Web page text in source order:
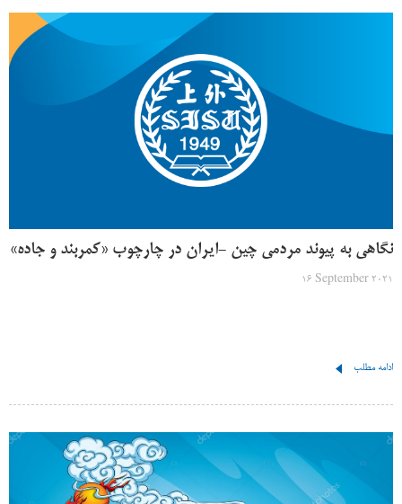
نگاهی به پیوند مردمی چین -ایران در چارچوب «کمربند و جاده»
16 September 2021
ادامه مطلب